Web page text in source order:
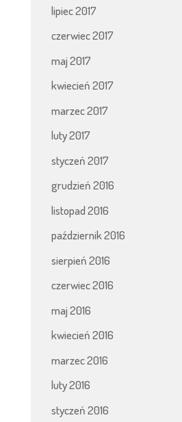
lipiec 2017
czerwiec 2017
maj 2017
kwiecień 2017
marzec 2017
luty 2017
styczeń 2017
grudzień 2016
listopad 2016
październik 2016
sierpień 2016
czerwiec 2016
maj 2016
kwiecień 2016
marzec 2016
luty 2016
styczeń 2016